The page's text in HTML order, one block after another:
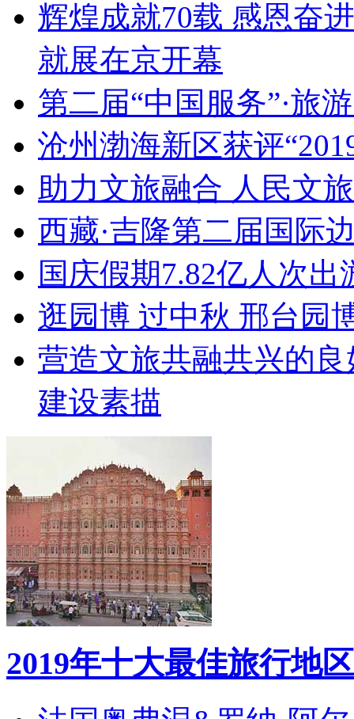
辉煌成就70载 感恩奋
就展在京开幕
第二届“中国服务”·旅
沧州渤海新区获评
助力文旅融合 人民文
西藏·吉隆第二届国际
国庆假期7.82亿人次
逛园博 过中秋 邢台园
营造文旅共融共兴的
建设素描
2019年十大最佳旅行地区